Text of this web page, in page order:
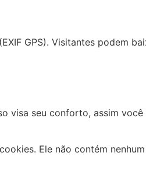
GPS). Visitantes podem
visa seu conforto, assim
Ele não contém